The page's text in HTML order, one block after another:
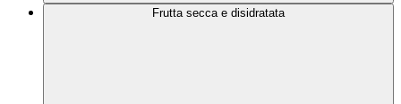
Frutta secca e disidratata